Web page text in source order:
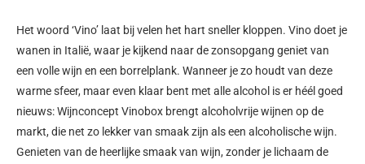
Het woord ‘Vino’ laat bij velen het hart sneller kloppen. Vino doet je
wanen in Italië, waar je kijkend naar de zonsopgang geniet van
een volle wijn en een borrelplank. Wanneer je zo houdt van deze
warme sfeer, maar even klaar bent met alle alcohol is er héél goed
nieuws: Wijnconcept Vinobox brengt alcoholvrije wijnen op de
markt, die net zo lekker van smaak zijn als een alcoholische wijn.
Genieten van de heerlijke smaak van wijn, zonder je lichaam de